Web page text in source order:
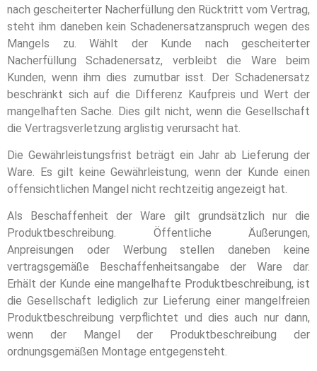
nach gescheiterter Nacherfüllung den Rücktritt vom Vertrag,
steht ihm daneben kein Schadenersatzanspruch wegen des
Mangels zu. Wählt der Kunde nach gescheiterter
Nacherfüllung Schadenersatz, verbleibt die Ware beim
Kunden, wenn ihm dies zumutbar isst. Der Schadenersatz
beschränkt sich auf die Differenz Kaufpreis und Wert der
mangelhaften Sache. Dies gilt nicht, wenn die Gesellschaft
die Vertragsverletzung arglistig verursacht hat.
Die Gewährleistungsfrist beträgt ein Jahr ab Lieferung der
Ware. Es gilt keine Gewährleistung, wenn der Kunde einen
offensichtlichen Mangel nicht rechtzeitig angezeigt hat.
Als Beschaffenheit der Ware gilt grundsätzlich nur die
Produktbeschreibung. Öffentliche Äußerungen,
Anpreisungen oder Werbung stellen daneben keine
vertragsgemäße Beschaffenheitsangabe der Ware dar.
Erhält der Kunde eine mangelhafte Produktbeschreibung, ist
die Gesellschaft lediglich zur Lieferung einer mangelfreien
Produktbeschreibung verpflichtet und dies auch nur dann,
wenn der Mangel der Produktbeschreibung der
ordnungsgemäßen Montage entgegensteht.